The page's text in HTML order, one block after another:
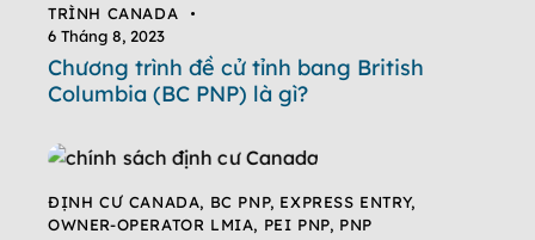
TRÌNH CANADA
6 Tháng 8, 2023
Chương trình đề cử tỉnh bang British
Columbia (BC PNP) là gì?
ĐỊNH CƯ CANADA, BC PNP, EXPRESS ENTRY,
OWNER-OPERATOR LMIA, PEI PNP, PNP